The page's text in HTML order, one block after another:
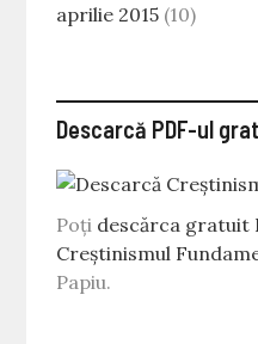
aprilie 2015 (10)
Descarcă PDF-ul
Poți descărca gratuit
Creștinismul
Papiu.